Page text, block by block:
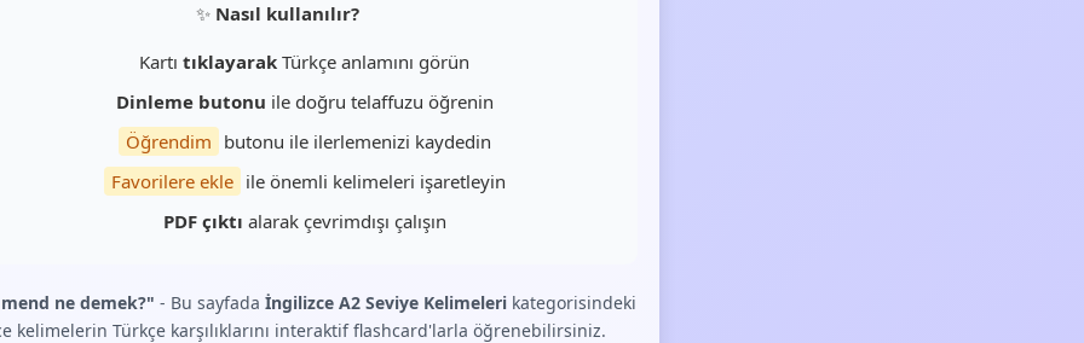
✨ Nasıl kullanılır?
Kartı tıklayarak Türkçe anlamını görün
Dinleme butonu ile doğru telaffuzu öğrenin
Öğrendim butonu ile ilerlemenizi kaydedin
Favorilere ekle ile önemli kelimeleri işaretleyin
PDF çıktı alarak çevrimdışı çalışın
ne demek?" - Bu sayfada İngilizce A2 Seviye Kelimelerikategorisindeki
kelimelerin Türkçe karşılıklarını interaktif flashcard'larla öğrenebilirsiniz.